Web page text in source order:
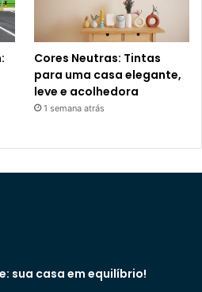
Cores Neutras: Tintas
para uma casa elegante,
leve e acolhedora
1 semana atrás
sua casa em equilíbrio!